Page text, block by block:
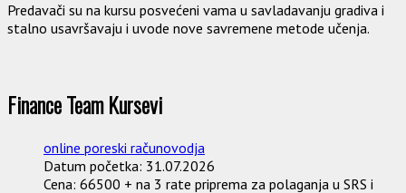
Predavači su na kursu posvećeni vama u savladavanju gradiva i
stalno usavršavaju i uvode nove savremene metode učenja.
Finance Team Kursevi
online poreski računovodja
Datum početka: 31.07.2026
Cena: 66500 + na 3 rate priprema za polaganja u SRS i